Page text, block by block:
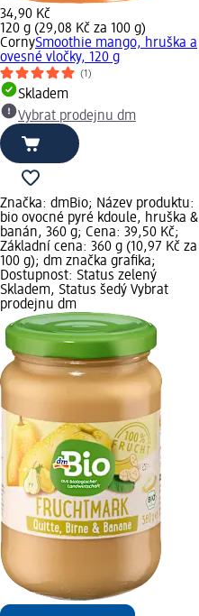
34,90 Kč
120 g (29,08 Kč za 100 g)
CornySmoothie mango, hruška a
ovesné vločky, 120 g
(1)
Skladem
Vybrat prodejnu dm
Značka: dmBio; Název produktu:
bio ovocné pyré kdoule, hruška &
banán, 360 g; Cena: 39,50 Kč;
Základní cena: 360 g (10,97 Kč za
100 g); dm značka grafika;
Dostupnost: Status zelený
Skladem, Status šedý Vybrat
prodejnu dm